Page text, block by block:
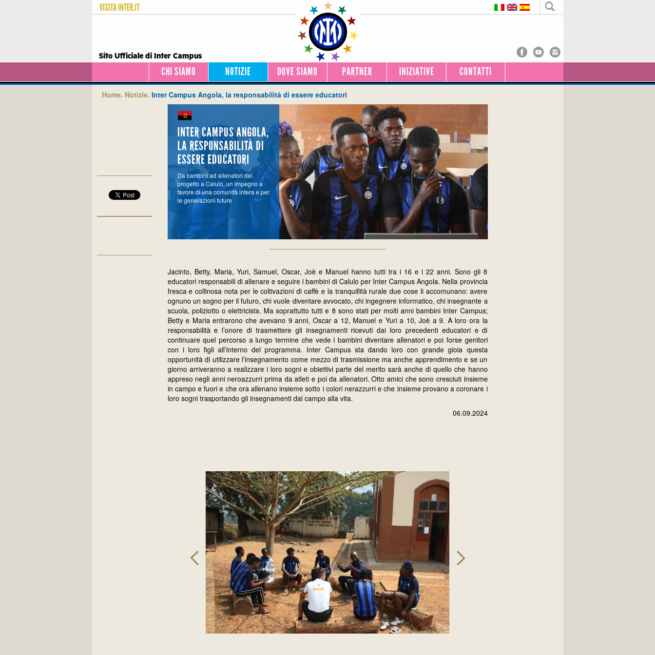
VISITAINTER.IT
Sito Ufficiale di Inter Campus
CHI SIAMO NOTIZIE DOVE SIAMO PARTNER INIZIATIVE CONTATTI
Home. Notizie. Inter Campus Angola, la responsabilità di essere educatori
INTER CAMPUS ANGOLA,
LA RESPONSABILITÀ DI
ESSERE EDUCATORI
Da bambini ad allenatori del
progetto a Calulo, un impegno a
favore di una comunità intera e per
le generazioni future
Jacinto, Betty, Maria, Yuri, Samuel, Oscar, Joè e Manuel hanno tutti tra i 16 e i 22 anni. Sono gli 8
educatori responsabili di allenare e seguire i bambini di Calulo per Inter Campus Angola. Nella provincia
fresca e collinosa nota per le coltivazioni di caffè e la tranquillità rurale due cose li accomunano: avere
ognuno un sogno per il futuro, chi vuole diventare avvocato, chi ingegnere informatico, chi insegnante a
scuola, poliziotto o elettricista. Ma soprattutto tutti e 8 sono stati per molti anni bambini Inter Campus;
Betty e Maria entrarono che avevano 9 anni, Oscar a 12, Manuel e Yuri a 10, Joè a 9. A loro ora la
responsabilità e l’onore di trasmettere gli insegnamenti ricevuti dai loro precedenti educatori e di
continuare quel percorso a lungo termine che vede i bambini diventare allenatori e poi forse genitori
con i loro figli all’interno del programma. Inter Campus sta dando loro con grande gioia questa
opportunità di utilizzare l’insegnamento come mezzo di trasmissione ma anche apprendimento e se un
giorno arriveranno a realizzare i loro sogni e obiettivi parte del merito sarà anche di quello che hanno
appreso negli anni neroazzurri prima da atleti e poi da allenatori. Otto amici che sono cresciuti insieme
in campo e fuori e che ora allenano insieme sotto i colori nerazzurri e che insieme provano a coronare i
loro sogni trasportando gli insegnamenti dal campo alla vita.
06.09.2024